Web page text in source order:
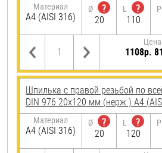
Материал
A4 (AISI 316)
Ø
?
20
L
?
110
P
1108р.
Шпилька с правой резьбой по
DIN 976 20х120 мм (нерж.) A4
Материал
A4 (AISI 316)
Ø
?
20
L
?
120
P